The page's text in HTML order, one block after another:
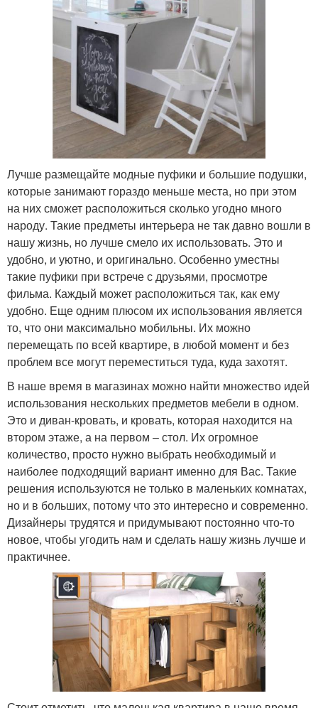
Лучше размещайте модные пуфики и большие подушки,
которые занимают гораздо меньше места, но при этом
на них сможет расположиться сколько угодно много
народу. Такие предметы интерьера не так давно вошли в
нашу жизнь, но лучше смело их использовать. Это и
удобно, и уютно, и оригинально. Особенно уместны
такие пуфики при встрече с друзьями, просмотре
фильма. Каждый может расположиться так, как ему
удобно. Еще одним плюсом их использования является
то, что они максимально мобильны. Их можно
перемещать по всей квартире, в любой момент и без
проблем все могут переместиться туда, куда захотят.
В наше время в магазинах можно найти множество идей
использования нескольких предметов мебели в одном.
Это и диван-кровать, и кровать, которая находится на
втором этаже, а на первом – стол. Их огромное
количество, просто нужно выбрать необходимый и
наиболее подходящий вариант именно для Вас. Такие
решения используются не только в маленьких комнатах,
но и в больших, потому что это интересно и современно.
Дизайнеры трудятся и придумывают постоянно что-то
новое, чтобы угодить нам и сделать нашу жизнь лучше и
практичнее.